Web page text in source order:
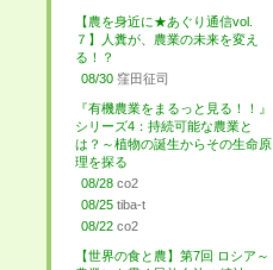
【農を身近に★あぐり通信vol.
７】人糞が、農業の未来を変え
る！？
08/30 窪田征司
『有機農業をまるっと見る！！』
シリーズ4：持続可能な農業と
は？～植物の誕生からその生命原
理を探る
08/28 co2
08/25 tiba-t
08/22 co2
【世界の食と農】第7回 ロシア～